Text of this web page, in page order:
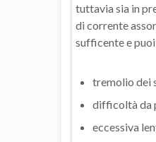
tuttavia sia in
di corrente
sufficente e
tremolio dei
difficoltà da
eccessiva